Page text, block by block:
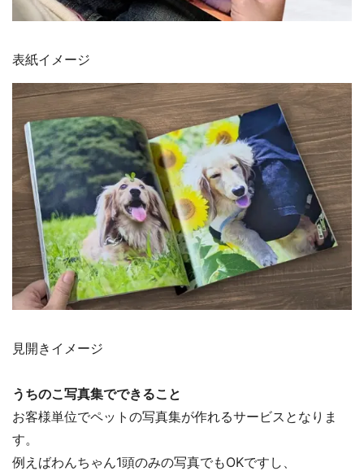
表紙イメージ
見開きイメージ
うちのこ写真集でできること
お客様単位でペットの写真集が作れるサービスとなりま
す。
例えばわんちゃん1頭のみの写真でもOKですし、